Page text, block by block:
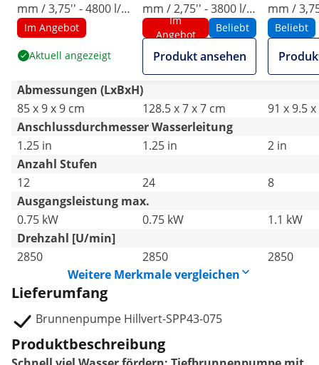
mm / 3,75'' - 4800 l/h
- 750 W - 20 m Kabel
Edelstahl
Im Angebot
Aktuell angezeigt
mm / 2,75'' - 3800 l/h
- 750 W - 50 m Kabel
/ 85 m Förderhöhe -
Edelstahl
Im
Angebot
Beliebt
Produkt ansehen
mm /
l/h -
Kabel /
Beliebt
Abmessungen (LxBxH)
85 x 9 x 9 cm
128.5 x 7 x 7 cm
91 x 9.5
Anschlussdurchmesser Wasserleitung
1.25 in
1.25 in
2 in
Anzahl Stufen
12
24
8
Ausgangsleistung max.
0.75 kW
0.75 kW
1.1 kW
Drehzahl [U/min]
2850
2850
2850
Weitere Merkmale vergleichen
Lieferumfang
Brunnenpumpe Hillvert-SPP43-075
Produktbeschreibung